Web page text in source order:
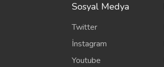
Sosyal Medya
Twitter
İnstagram
Youtube